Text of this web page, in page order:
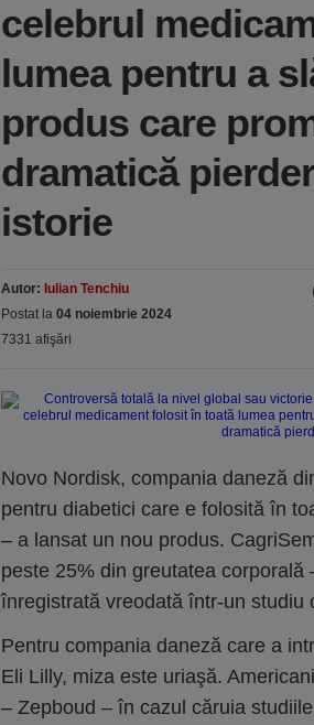
celebrul
lumea pentru a
produs care
dramatică
istorie
Autor: Iulian Tenchiu
Postat la 04 noiembrie 2024
7331 afişări
Novo Nordisk, compania daneză
pentru diabetici care e folosită în
– a lansat un nou produs.
peste 25% din greutatea
înregistrată vreodată într-un studiu
Pentru compania daneză care a
Eli Lilly, miza este uriaşă.
– Zepboud – în cazul căruia